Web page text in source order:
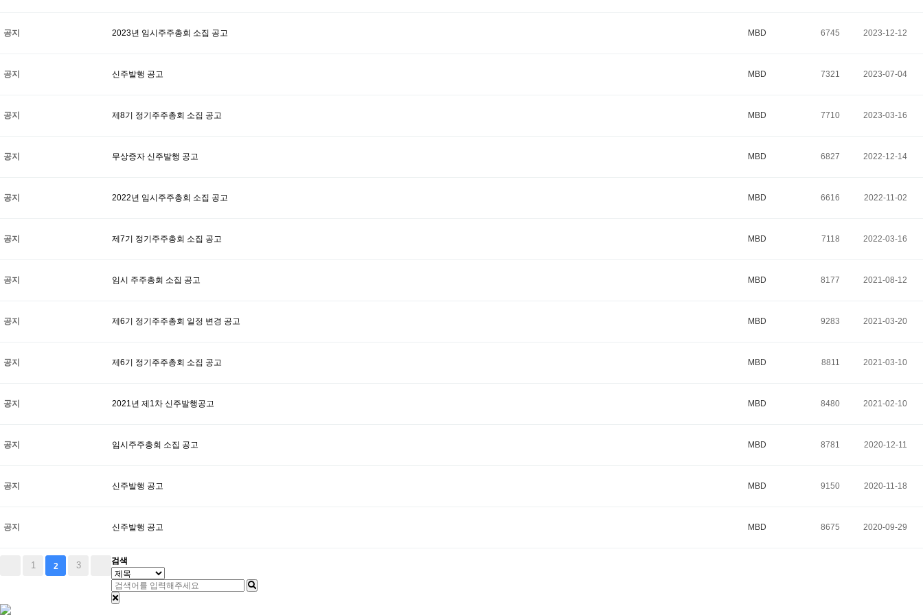
공지 2023년 임시주주총회 소집 공고 MBD 6745 2023-12-12
공지 신주발행 공고 MBD 7321 2023-07-04
공지 제8기 정기주주총회 소집 공고 MBD 7710 2023-03-16
공지 무상증자 신주발행 공고 MBD 6827 2022-12-14
공지 2022년 임시주주총회 소집 공고 MBD 6616 2022-11-02
공지 제7기 정기주주총회 소집 공고 MBD 7118 2022-03-16
공지 임시 주주총회 소집 공고 MBD 8177 2021-08-12
공지 제6기 정기주주총회 일정 변경 공고 MBD 9283 2021-03-20
공지 제6기 정기주주총회 소집 공고 MBD 8811 2021-03-10
공지 2021년 제1차 신주발행공고 MBD 8480 2021-02-10
공지 임시주주총회 소집 공고 MBD 8781 2020-12-11
공지 신주발행 공고 MBD 9150 2020-11-18
공지 신주발행 공고 MBD 8675 2020-09-29
1 2 3 검색